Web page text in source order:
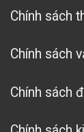
Chính sách
Chính sách
Chính sách